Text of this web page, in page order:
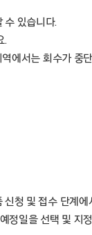
수 있습니다.
.
에서는 회수가 중
청 및 접수 단계
정일을 선택 및 지